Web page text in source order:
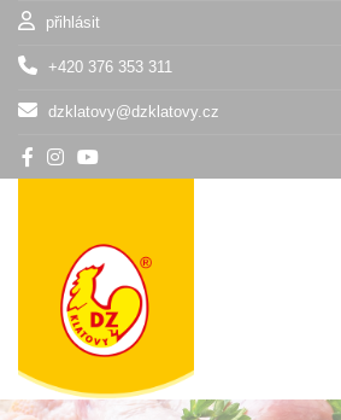
přihlásit
+420 376 353 311
dzklatovy@dzklatovy.cz